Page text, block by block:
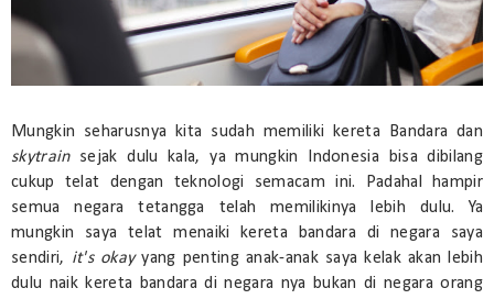
Mungkin seharusnya kita sudah memiliki kereta Bandara dan
skytrain sejak dulu kala, ya mungkin Indonesia bisa dibilang
cukup telat dengan teknologi semacam ini. Padahal hampir
semua negara tetangga telah memilikinya lebih dulu. Ya
mungkin saya telat menaiki kereta bandara di negara saya
sendiri, it's okayyang penting anak-anak saya kelak akan lebih
dulu naik kereta bandara di negara nya bukan di negara orang